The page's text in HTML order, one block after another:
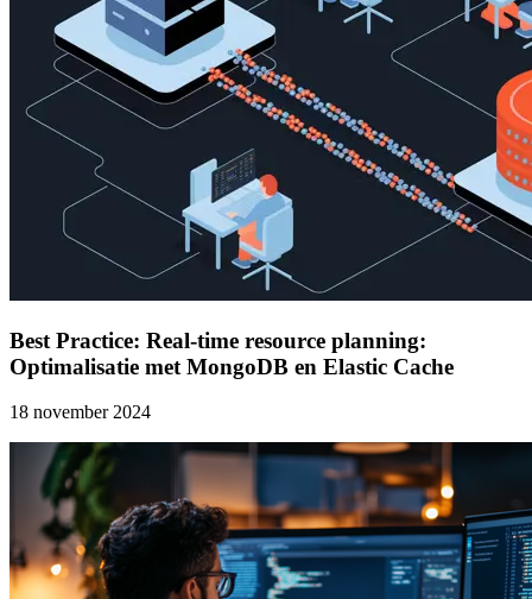
Best Practice: Real-time resource planning:
Optimalisatie met MongoDB en Elastic Cache
18 november 2024